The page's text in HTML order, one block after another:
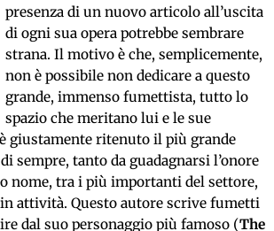
presenza di un nuovo articolo all’uscita
di ogni sua opera potrebbe sembrare
strana. Il motivo è che, semplicemente,
non è possibile non dedicare a questo
grande, immenso fumettista, tutto lo
spazio che meritano lui e le sue
giustamente ritenuto il più grande
sempre, tanto da guadagnarsi l’onore
nome, tra i più importanti del settore,
attività. Questo autore scrive fumetti
dal suo personaggio più famoso (The